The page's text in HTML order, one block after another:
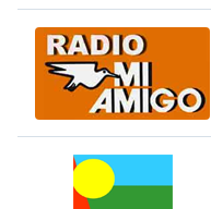
Audio
Track
Picture-